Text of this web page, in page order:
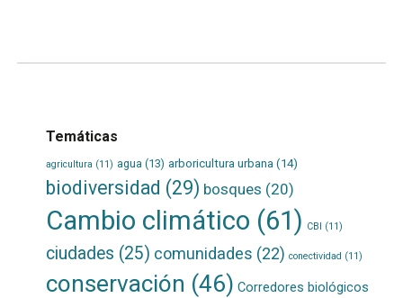
Temáticas
agricultura (11) agua (13) arboricultura urbana (14)
biodiversidad (29) bosques (20)
Cambio climático (61) CBI (11)
ciudades (25) comunidades (22) conectividad (11)
conservación (46) Corredores biológicos